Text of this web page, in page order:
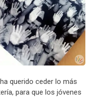
querido ceder lo más
para que los jóvenes